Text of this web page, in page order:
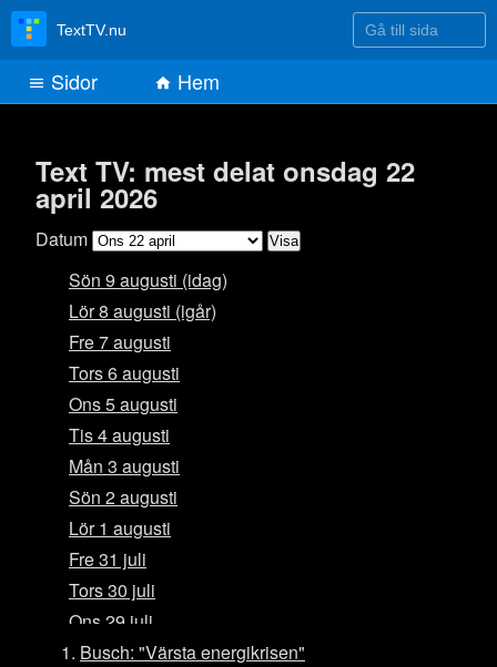
Text TV: mest delat onsdag 22
april 2026
Datum
Sön 9 augusti (idag)
Lör 8 augusti (igår)
Fre 7 augusti
Tors 6 augusti
Ons 5 augusti
Tis 4 augusti
Mån 3 augusti
Sön 2 augusti
Lör 1 augusti
Fre 31 juli
Tors 30 juli
Ons 29 juli
Tis 28 juli
Busch: "Värsta energikrisen"
TextTV.nu Gå till sida
Sidor Hem